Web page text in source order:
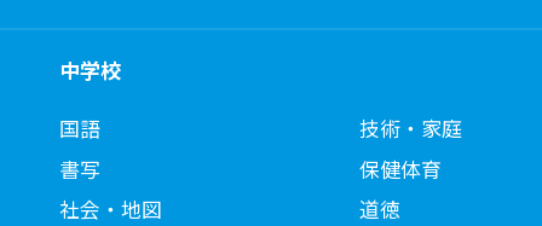
中学校
国語
書写
社会・地図
技術・家庭
保健体育
道徳